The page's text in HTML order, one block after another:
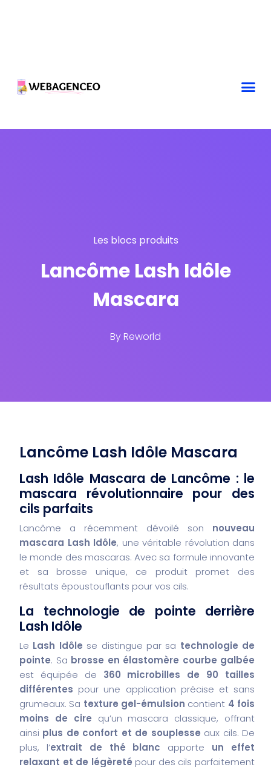
Les blocs produits
Lancôme Lash Idôle
Mascara
ByReworld
Lancôme Lash Idôle Mascara
Lash Idôle Mascara de Lancôme : le
mascara révolutionnaire pour des
cils parfaits
Lancôme a récemment dévoilé son nouveau
mascara Lash Idôle, une véritable révolution dans
le monde des mascaras. Avec sa formule innovante
et sa brosse unique, ce produit promet des
résultats époustouflants pour vos cils.
La technologie de pointe derrière
Lash Idôle
Le Lash Idôle se distingue par sa technologie de
pointe. Sa brosse en élastomère courbe galbée
est équipée de 360 microbilles de 90 tailles
différentes pour une application précise et sans
grumeaux. Sa texture gel-émulsion contient 4 fois
moins de cire qu’un mascara classique, offrant
ainsi plus de confort et de souplesse aux cils. De
plus, l’extrait de thé blanc apporte un effet
relaxant et de légèreté pour des cils parfaitement